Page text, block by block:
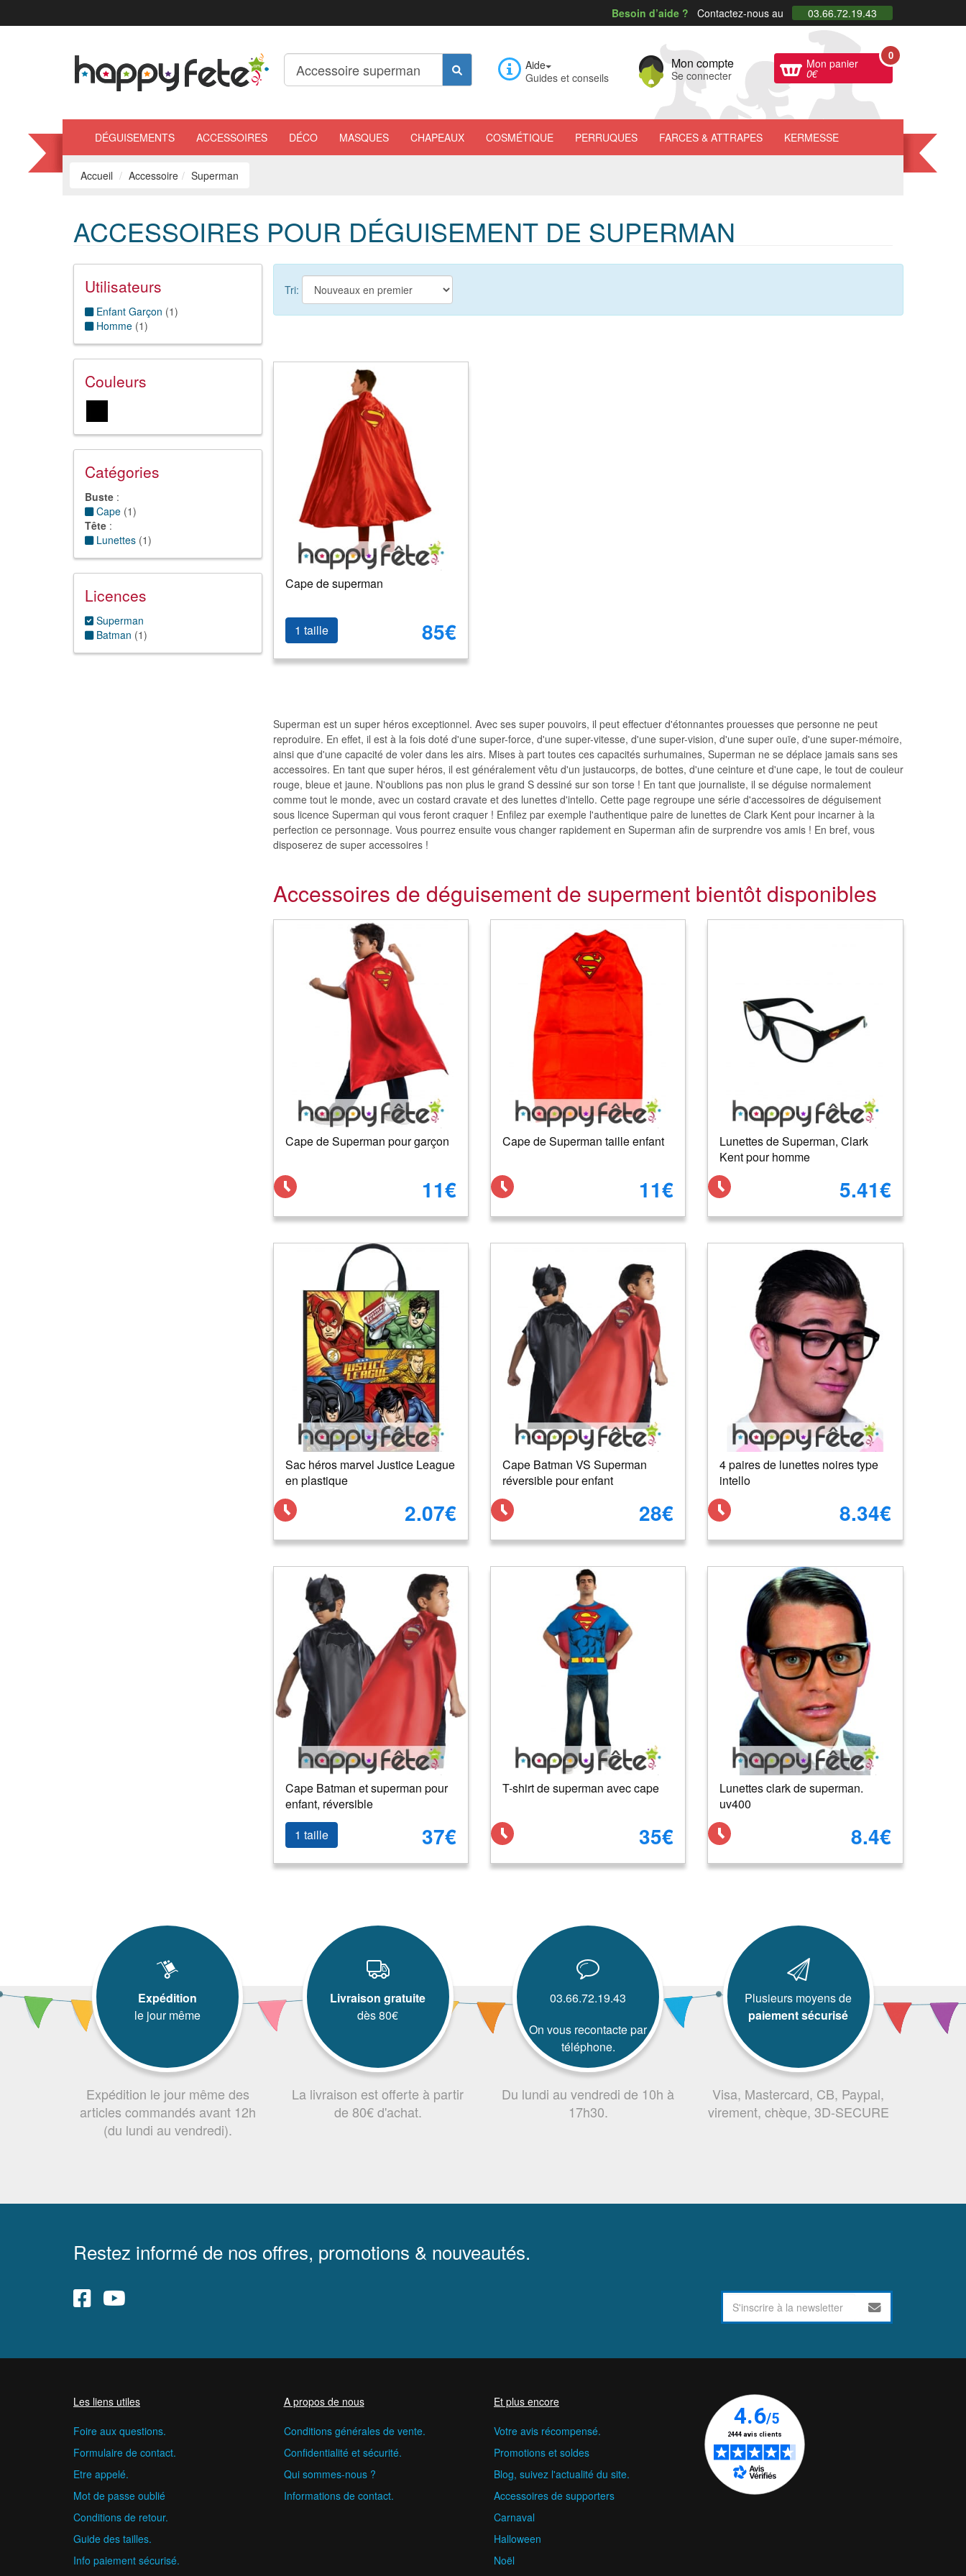
Besoin d’aide ? Contactez-nous au 03.66.72.19.43
Aide
Guides et conseils
Mon compte
Se connecter
Mon panier
0€
0
DÉGUISEMENTS ACCESSOIRES DÉCO MASQUES CHAPEAUX COSMÉTIQUE PERRUQUES FARCES & ATTRAPES KERMESSE
Accueil Accessoire Superman
ACCESSOIRES POUR DÉGUISEMENT DE SUPERMAN
Utilisateurs
Enfant Garçon (1)
Homme (1)
Couleurs
Catégories
Buste :
Cape (1)
Tête :
Lunettes (1)
Licences
Superman
Batman (1)
Tri:
Cape de superman
1 taille 85€
Superman est un super héros exceptionnel. Avec ses super pouvoirs, il peut effectuer d'étonnantes prouesses que personne ne peut
reproduire. En effet, il est à la fois doté d'une super-force, d'une super-vitesse, d'une super-vision, d'une super ouïe, d'une super-mémoire,
ainsi que d'une capacité de voler dans les airs. Mises à part toutes ces capacités surhumaines, Superman ne se déplace jamais sans ses
accessoires. En tant que super héros, il est généralement vêtu d'un justaucorps, de bottes, d'une ceinture et d'une cape, le tout de couleur
rouge, bleue et jaune. N'oublions pas non plus le grand S dessiné sur son torse ! En tant que journaliste, il se déguise normalement
comme tout le monde, avec un costard cravate et des lunettes d'intello. Cette page regroupe une série d'accessoires de déguisement
sous licence Superman qui vous feront craquer ! Enfilez par exemple l'authentique paire de lunettes de Clark Kent pour incarner à la
perfection ce personnage. Vous pourrez ensuite vous changer rapidement en Superman afin de surprendre vos amis ! En bref, vous
disposerez de super accessoires !
Accessoires de déguisement de superment bientôt disponibles
Cape de Superman pour garçon
11€
Cape de Superman taille enfant
11€
Lunettes de Superman, Clark
Kent pour homme
5.41€
Sac héros marvel Justice League
en plastique
2.07€
Cape Batman VS Superman
réversible pour enfant
28€
4 paires de lunettes noires type
intello
8.34€
Cape Batman et superman pour
enfant, réversible
1 taille
37€
T-shirt de superman avec cape
35€
Lunettes clark de superman.
uv400
8.4€
Expédition
le jour même
Expédition le jour même des
articles commandés avant 12h
(du lundi au vendredi).
Livraison gratuite
dès 80€
La livraison est offerte à partir
de 80€ d'achat.
03.66.72.19.43
On vous recontacte par
téléphone.
Du lundi au vendredi de 10h à
17h30.
Plusieurs moyens de
paiement sécurisé
Visa, Mastercard, CB, Paypal,
virement, chèque, 3D-SECURE
Restez informé de nos offres, promotions & nouveautés.
Les liens utiles
Foire aux questions.
Formulaire de contact.
Etre appelé.
Mot de passe oublié
Conditions de retour.
Guide des tailles.
Info paiement sécurisé.
A propos de nous
Conditions générales de vente.
Confidentialité et sécurité.
Qui sommes-nous ?
Informations de contact.
Et plus encore
Votre avis récompensé.
Promotions et soldes
Blog, suivez l'actualité du site.
Accessoires de supporters
Carnaval
Halloween
Noël